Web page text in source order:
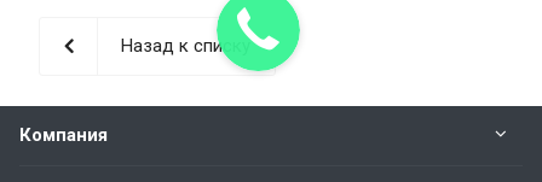
Назад к списку
Компания